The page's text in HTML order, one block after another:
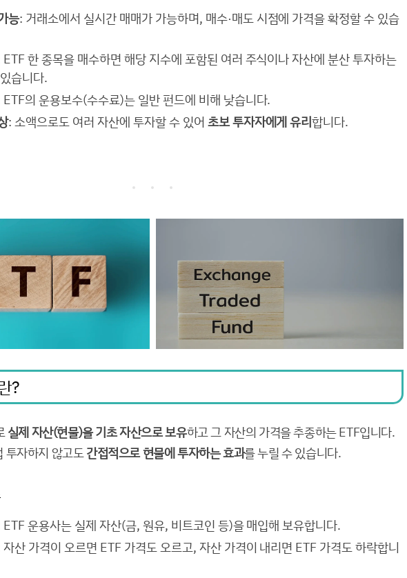
능: 거래소에서 실시간 매매가 가능하며, 매수·매도 시점에 가격을 확정할 수 있습
ETF 한 종목을 매수하면 해당 지수에 포함된 여러 주식이나 자산에 분산 투자하는
습니다.
ETF의 운용보수(수수료)는 일반 펀드에 비해 낮습니다.
: 소액으로도 여러 자산에 투자할 수 있어 초보 투자자에게 유리합니다.
?
실제 자산(현물)을 기초 자산으로 보유하고 그 자산의 가격을 추종하는 ETF입니다.
투자하지 않고도간접적으로 현물에 투자하는 효과를 누릴 수 있습니다.
ETF 운용사는 실제 자산(금, 원유, 비트코인 등)을 매입해 보유합니다.
자산 가격이 오르면 ETF 가격도 오르고, 자산 가격이 내리면 ETF 가격도 하락합니